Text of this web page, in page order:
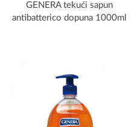
GENERA tekući sapun
antibatterico dopuna 1000ml